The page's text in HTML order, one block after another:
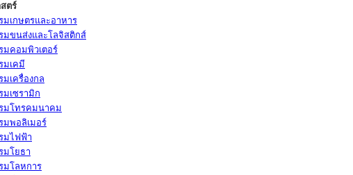
ตร์
มเกษตรและอาหาร
มขนส่งและโลจิสติกส์
มคอมพิวเตอร์
มเคมี
มเครื่องกล
มเซรามิก
มโทรคมนาคม
มพอลิเมอร์
มไฟฟ้า
มโยธา
มโลหการ